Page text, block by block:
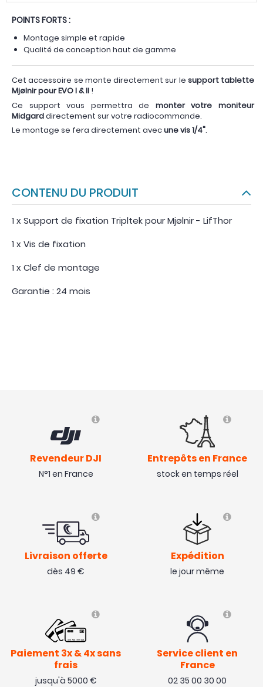
POINTS FORTS :
Montage simple et rapide
Qualité de conception haut de gamme
Cet accessoire se monte directement sur le support tablette
Mjølnir pour EVO I & II !
Ce support vous permettra de monter votre moniteur
Midgarddirectement sur votre radiocommande.
Le montage se fera directement avecune vis 1/4".
CONTENU DU PRODUIT
1 x Support de fixation Tripltek pour Mjølnir - LifThor
1 x Vis de fixation
1 x Clef de montage
Garantie : 24 mois
Revendeur DJI
N°1 en France
Entrepôts en France
stock en temps réel
Livraison offerte
dès 49 €
Expédition
le jour même
Paiement 3x & 4x sans
frais
jusqu'à 5000 €
Service client en
France
02 35 00 30 00